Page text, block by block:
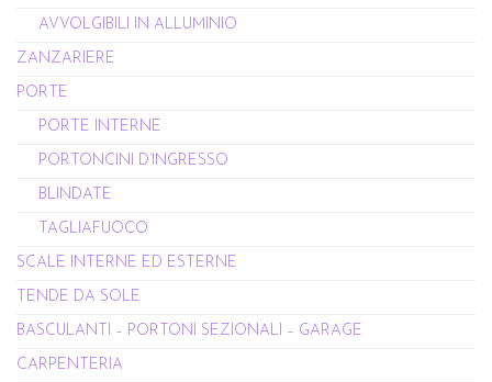
AVVOLGIBILI IN ALLUMINIO
ZANZARIERE
PORTE
PORTE INTERNE
PORTONCINI D’INGRESSO
BLINDATE
TAGLIAFUOCO
SCALE INTERNE ED ESTERNE
TENDE DA SOLE
BASCULANTI – PORTONI SEZIONALI – GARAGE
CARPENTERIA